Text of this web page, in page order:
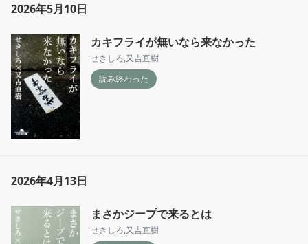
2026年5月10日
カキフライが無いなら来なかった
せきしろ,又吉直樹
読み終わった
2026年4月13日
まさかジープで来るとは
せきしろ,又吉直樹